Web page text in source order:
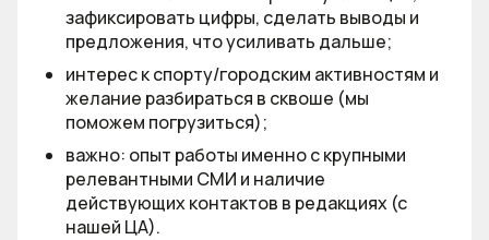
зафиксировать цифры, сделать выводы и
предложения, что усиливать дальше;
интерес к спорту/городским активностям и
желание разбираться в сквоше (мы
поможем погрузиться);
важно: опыт работы именно с крупными
релевантными СМИ и наличие
действующих контактов в редакциях (с
нашей ЦА).